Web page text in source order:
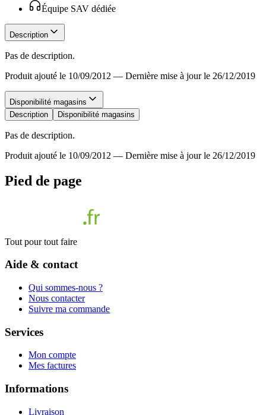
Équipe SAV dédiée
Description
Pas de description.
Produit ajouté le 10/09/2012 — Dernière mise à jour le 26/12/2019
Disponibilité magasins
Description
Disponibilité magasins
Pas de description.
Produit ajouté le 10/09/2012 — Dernière mise à jour le 26/12/2019
Pied de page
Tout pour tout faire
Aide & contact
Qui sommes-nous ?
Nous contacter
Suivre ma commande
Services
Mon compte
Mes factures
Informations
Livraison